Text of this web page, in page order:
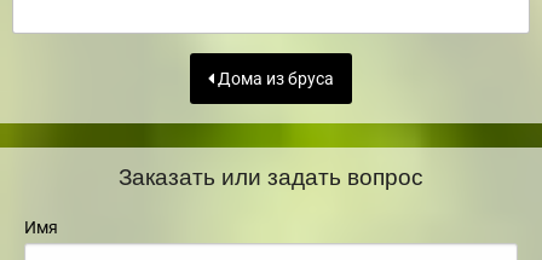
Дома из бруса
Заказать или задать вопрос
Имя